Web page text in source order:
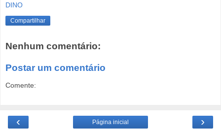
DINO
Compartilhar
Nenhum comentário:
Postar um comentário
Comente:
‹ ›
Página inicial